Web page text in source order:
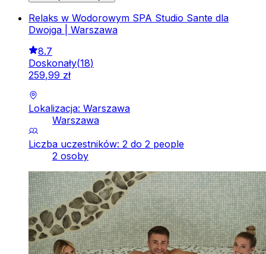
Relaks w Wodorowym SPA Studio Sante dla
Dwojga | Warszawa
8.7
Doskonały(18)
259,99 zł
Lokalizacja: Warszawa
Warszawa
Liczba uczestników: 2 do 2 people
2 osoby